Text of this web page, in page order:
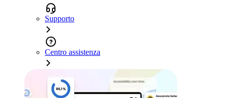
Supporto
Centro assistenza